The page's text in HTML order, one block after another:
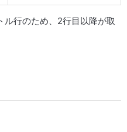
ル行のため、2行目以降が取